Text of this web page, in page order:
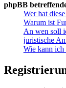
phpBB
Wer hat
Warum ist
An wen soll
juristische
Wie kann ich